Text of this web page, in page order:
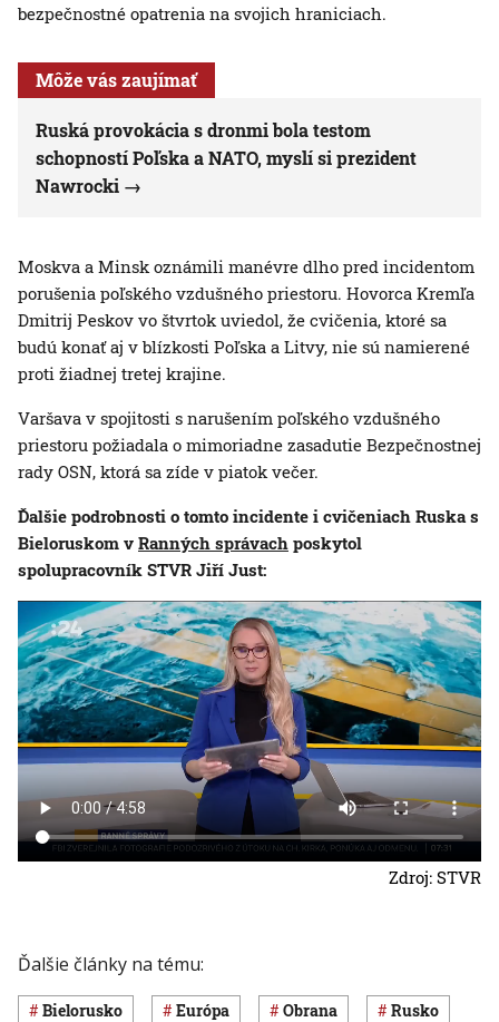
bezpečnostné opatrenia na svojich hraniciach.
Môže vás zaujímať
Ruská provokácia s dronmi bola testom
schopností Poľska a NATO, myslí si prezident
Nawrocki
Moskva a Minsk oznámili manévre dlho pred incidentom
porušenia poľského vzdušného priestoru. Hovorca Kremľa
Dmitrij Peskov vo štvrtok uviedol, že cvičenia, ktoré sa
budú konať aj v blízkosti Poľska a Litvy, nie sú namierené
proti žiadnej tretej krajine.
Varšava v spojitosti s narušením poľského vzdušného
priestoru požiadala o mimoriadne zasadutie Bezpečnostnej
rady OSN, ktorá sa zíde v piatok večer.
Ďalšie podrobnosti o tomto incidente i cvičeniach Ruska s
Bieloruskom v Ranných správach poskytol
spolupracovník STVR Jiří Just:
Zdroj: STVR
Ďalšie články na tému:
Bielorusko Európa obrana Rusko